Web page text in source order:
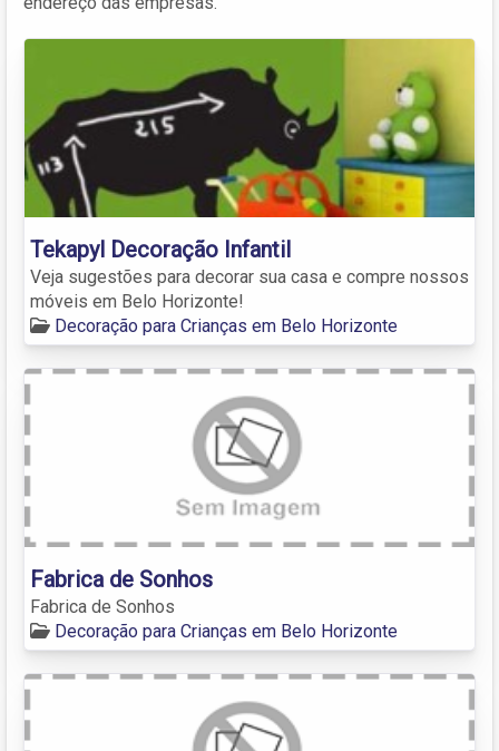
Tekapyl Decoração Infantil
Veja sugestões para decorar sua casa e compre nossos
móveis em Belo Horizonte!
Decoração para Crianças em Belo Horizonte
Fabrica de Sonhos
Fabrica de Sonhos
Decoração para Crianças em Belo Horizonte